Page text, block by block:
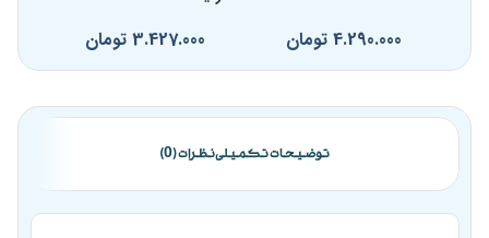
4.290.000 تومان
3.427.000 تومان
توضیحات تکمیلینظرات (0)